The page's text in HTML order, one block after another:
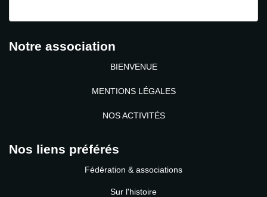
Notre association
BIENVENUE
MENTIONS LÉGALES
NOS ACTIVITÉS
Nos liens préférés
Fédération & associations
Sur l'histoire